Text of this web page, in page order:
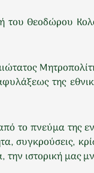
Θεοδώρου
της
πνεύμα της
συγκρούσεις,
ιστορική μας